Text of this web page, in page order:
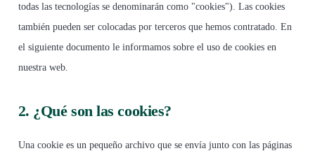
todas las tecnologías se denominarán como "cookies"). Las cookies
también pueden ser colocadas por terceros que hemos contratado. En
el siguiente documento le informamos sobre el uso de cookies en
nuestra web.
2. ¿Qué son las cookies?
Una cookie es un pequeño archivo que se envía junto con las páginas